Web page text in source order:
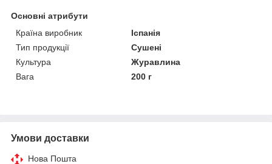
Основні атрибути
Країна виробник
Іспанія
Тип продукції
Сушені
Культура
Журавлина
Вага
200 г
Умови доставки
Нова Пошта